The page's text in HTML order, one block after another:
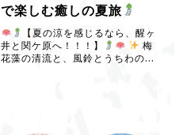
で楽しむ癒しの夏旅
【夏の涼を感じるなら、醒ヶ
井と関ケ原へ！！！】
梅
花藻の清流と、風鈴とうちわの和